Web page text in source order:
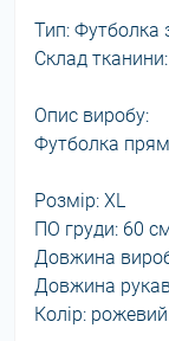
Тип: Футболка
Склад
Опис виробу:
Футболка
Розмір: XL
ПО груди: 60
Довжина
Довжина
Колір: рожевий